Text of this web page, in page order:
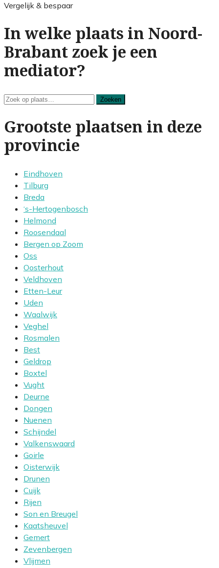
Vergelijk & bespaar
In welke plaats in Noord-
Brabant zoek je een
mediator?
Zoeken Zoeken
Grootste plaatsen in deze
provincie
Eindhoven
Tilburg
Breda
‘s-Hertogenbosch
Helmond
Roosendaal
Bergen op Zoom
Oss
Oosterhout
Veldhoven
Etten-Leur
Uden
Waalwijk
Veghel
Rosmalen
Best
Geldrop
Boxtel
Vught
Deurne
Dongen
Nuenen
Schijndel
Valkenswaard
Goirle
Oisterwijk
Drunen
Cuijk
Rijen
Son en Breugel
Kaatsheuvel
Gemert
Zevenbergen
Vlijmen